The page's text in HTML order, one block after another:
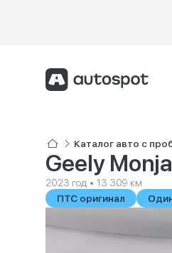
Каталог авто с
Geely
2023 год • 13 309 км
ПТС оригинал